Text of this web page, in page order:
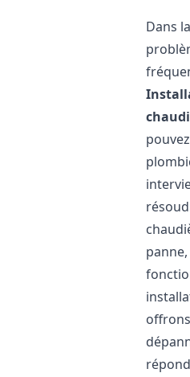
Dans